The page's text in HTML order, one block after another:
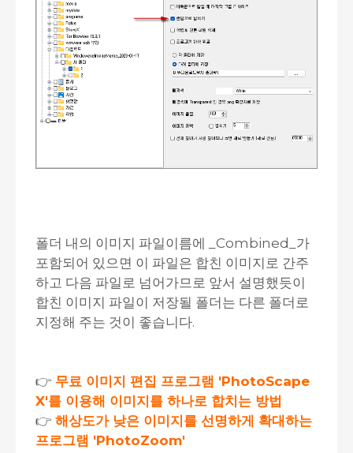
폴더 내의 이미지 파일이름에 _Combined_가
포함되어 있으면 이 파일은 합친 이미지로 간주
하고 다음 파일로 넘어가므로 앞서 설명했듯이
합친 이미지 파일이 저장될 폴더는 다른 폴더로
지정해 주는 것이 좋습니다.
👉 무료 이미지 편집 프로그램 'PhotoScape
X'를 이용해 이미지를 하나로 합치는 방법
👉 해상도가 낮은 이미지를 선명하게 확대하는
프로그램 'PhotoZoom'